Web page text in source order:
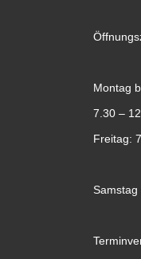
Montag
7.30 –
Freitag:
Samstag